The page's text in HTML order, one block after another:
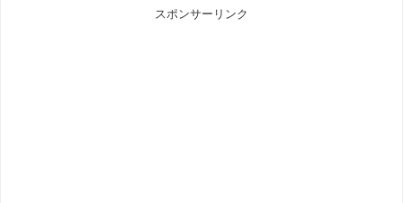
スポンサーリンク